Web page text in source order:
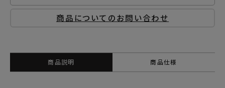
商品についてのお問い合わせ
商品説明 商品仕様